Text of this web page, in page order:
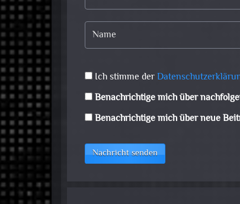
Ich stimme der
Benachrichtige mich über
Benachrichtige mich über neue
Nachricht senden